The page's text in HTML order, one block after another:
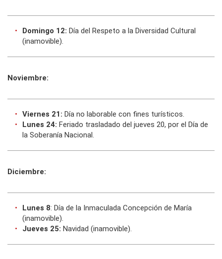
Domingo 12: Día del Respeto a la Diversidad Cultural
(inamovible).
Noviembre:
Viernes 21: Día no laborable con fines turísticos.
Lunes 24: Feriado trasladado del jueves 20, por el Día de
la Soberanía Nacional.
Diciembre:
Lunes 8: Día de la Inmaculada Concepción de María
(inamovible).
Jueves 25: Navidad (inamovible).